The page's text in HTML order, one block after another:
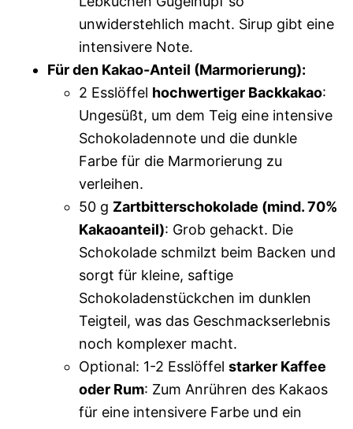
unwiderstehlich macht. Sirup gibt eine
intensivere Note.
Für den Kakao-Anteil (Marmorierung):
2 Esslöffel hochwertiger Backkakao:
Ungesüßt, um dem Teig eine intensive
Schokoladennote und die dunkle
Farbe für die Marmorierung zu
verleihen.
50 g Zartbitterschokolade (mind. 70%
Kakaoanteil): Grob gehackt. Die
Schokolade schmilzt beim Backen und
sorgt für kleine, saftige
Schokoladenstückchen im dunklen
Teigteil, was das Geschmackserlebnis
noch komplexer macht.
Optional: 1-2 Esslöffel starker Kaffee
oder Rum: Zum Anrühren des Kakaos
für eine intensivere Farbe und ein